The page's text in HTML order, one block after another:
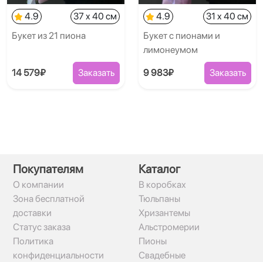
4.9
37 x 40 см
Букет из 21 пиона
14 579₽ Заказать
4.9
31 x 40 см
Букет с пионами и
лимонеумом
9 983₽ Заказать
Покупателям
О компании
Зона бесплатной
доставки
Статус заказа
Политика
конфиденциальности
Каталог
В коробках
Тюльпаны
Хризантемы
Альстромерии
Пионы
Свадебные